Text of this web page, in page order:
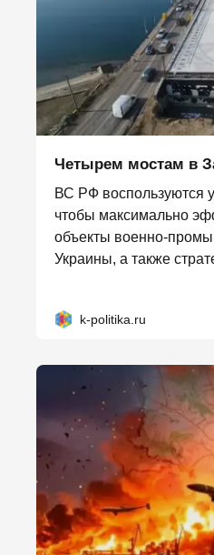
Четырем мостам в
ВС РФ воспользуются
чтобы максимально
объекты военно-
Украины, а также
k-politika.ru